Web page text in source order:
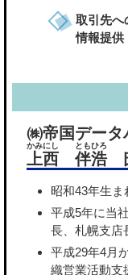
取引先へ
情報提供
㈱帝国デー
上西
かみにし
伴浩
ともひろ
昭和43年生ま
平成5年に当
長、札幌支店
平成29年4月
織営業活動支